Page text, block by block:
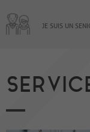
JE SUIS UN